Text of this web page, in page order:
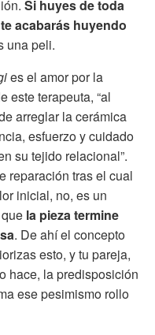
Si huyes de toda
acabarás huyendo
una peli.
es el amor por la
este terapeuta, “al
arreglar la cerámica
esfuerzo y cuidado
su tejido relacional”.
reparación tras el cual
inicial, no, es un
la pieza termine
. De ahí el concepto
esto, y tu pareja,
hace, la predisposición
ese pesimismo rollo